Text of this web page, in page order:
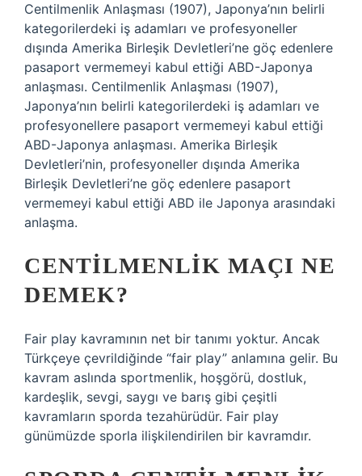
Centilmenlik Anlaşması (1907), Japonya’nın belirli
kategorilerdeki iş adamları ve profesyoneller
dışında Amerika Birleşik Devletleri’ne göç edenlere
pasaport vermemeyi kabul ettiği ABD-Japonya
anlaşması. Centilmenlik Anlaşması (1907),
Japonya’nın belirli kategorilerdeki iş adamları ve
profesyonellere pasaport vermemeyi kabul ettiği
ABD-Japonya anlaşması. Amerika Birleşik
Devletleri’nin, profesyoneller dışında Amerika
Birleşik Devletleri’ne göç edenlere pasaport
vermemeyi kabul ettiği ABD ile Japonya arasındaki
anlaşma.
CENTILMENLIK MAÇI NE
DEMEK?
Fair play kavramının net bir tanımı yoktur. Ancak
Türkçeye çevrildiğinde “fair play” anlamına gelir. Bu
kavram aslında sportmenlik, hoşgörü, dostluk,
kardeşlik, sevgi, saygı ve barış gibi çeşitli
kavramların sporda tezahürüdür. Fair play
günümüzde sporla ilişkilendirilen bir kavramdır.